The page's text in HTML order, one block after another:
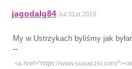
jagodalg84 Jul 31st 2019
My w Ustrzykach byliśmy jak
--
<a href="https://www.suwaczki.com/